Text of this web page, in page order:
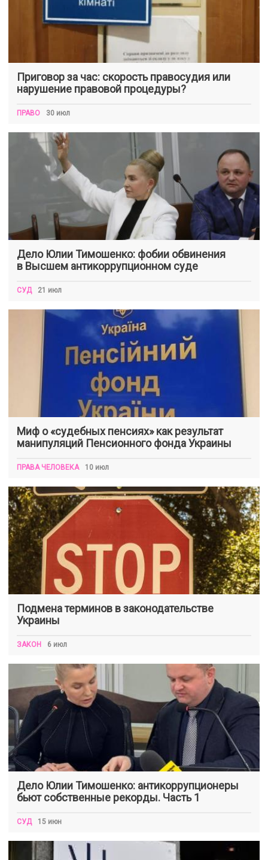
Приговор за час: скорость правосудия или
нарушение правовой процедуры?
ПРАВО 30 июл
Дело Юлии Тимошенко: фобии обвинения
в Высшем антикоррупционном суде
СУД 21 июл
Миф о «судебных пенсиях» как результат
манипуляций Пенсионного фонда Украины
ПРАВА ЧЕЛОВЕКА 10 июл
Подмена терминов в законодательстве
Украины
ЗАКОН 6 июл
Дело Юлии Тимошенко: антикоррупционеры
бьют собственные рекорды. Часть 1
СУД 15 июн